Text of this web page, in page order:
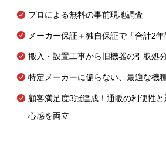
プロによる無料の事前現地調査
メーカー保証＋独自保証で「合計2年
搬入・設置工事から旧機器の引取処
特定メーカーに偏らない、最適な機
顧客満足度3冠達成！通販の利便性
心感を両立